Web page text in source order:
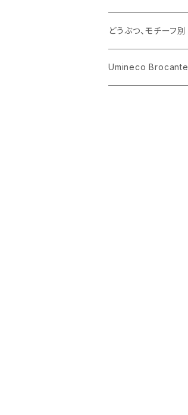
プレート
ホーロー
メタル
どうぶつ、モチーフ別
くま、ベア
Umineco Brocante